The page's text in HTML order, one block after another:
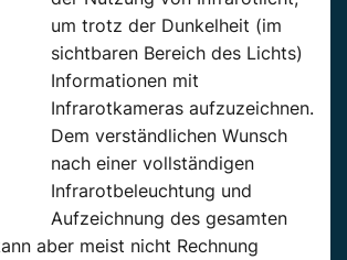
um trotz der Dunkelheit (im
sichtbaren Bereich des Lichts)
Informationen mit
Infrarotkameras aufzuzeichnen.
Dem verständlichen Wunsch
nach einer vollständigen
Infrarotbeleuchtung und
Aufzeichnung des gesamten
aber meist nicht Rechnung